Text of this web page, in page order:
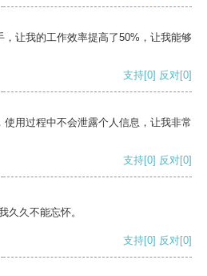
让我的工作效率提高了50%，让我能够
支持[0] 反对[0]
用过程中不会泄露个人信息，让我非常
支持[0] 反对[0]
久久不能忘怀。
支持[0] 反对[0]